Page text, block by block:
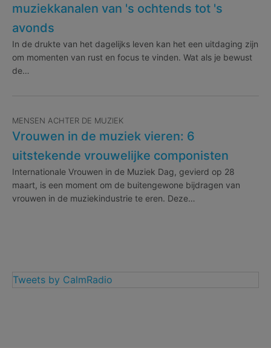
muziekkanalen van 's ochtends tot 's
avonds
In de drukte van het dagelijks leven kan het een uitdaging zijn
om momenten van rust en focus te vinden. Wat als je bewust
de…
MENSEN ACHTER DE MUZIEK
Vrouwen in de muziek vieren: 6
uitstekende vrouwelijke componisten
Internationale Vrouwen in de Muziek Dag, gevierd op 28
maart, is een moment om de buitengewone bijdragen van
vrouwen in de muziekindustrie te eren. Deze…
Tweets by CalmRadio